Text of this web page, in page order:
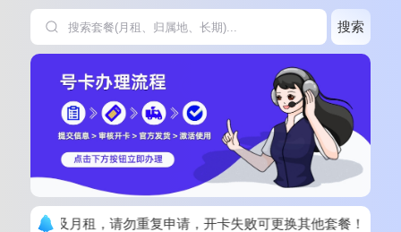
搜索
套餐以及月租，请勿重复申请，开卡失败可更换其他套餐！